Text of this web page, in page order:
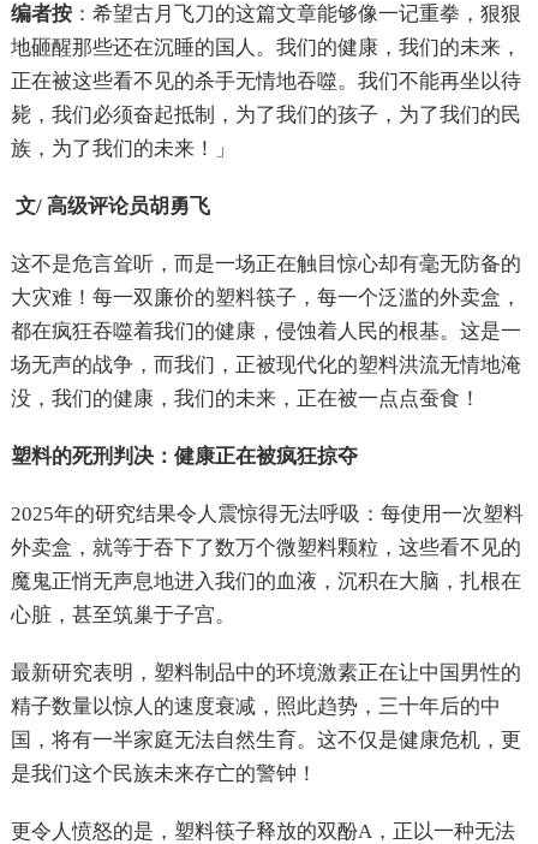
编者按：希望古月飞刀的这篇文章能够像一记重拳，狠狠
地砸醒那些还在沉睡的国人。我们的健康，我们的未来，
正在被这些看不见的杀手无情地吞噬。我们不能再坐以待
毙，我们必须奋起抵制，为了我们的孩子，为了我们的民
族，为了我们的未来！」
文/ 高级评论员胡勇飞
这不是危言耸听，而是一场正在触目惊心却有毫无防备的
大灾难！每一双廉价的塑料筷子，每一个泛滥的外卖盒，
都在疯狂吞噬着我们的健康，侵蚀着人民的根基。这是一
场无声的战争，而我们，正被现代化的塑料洪流无情地淹
没，我们的健康，我们的未来，正在被一点点蚕食！
塑料的死刑判决：健康正在被疯狂掠夺
2025年的研究结果令人震惊得无法呼吸：每使用一次塑料
外卖盒，就等于吞下了数万个微塑料颗粒，这些看不见的
魔鬼正悄无声息地进入我们的血液，沉积在大脑，扎根在
心脏，甚至筑巢于子宫。
最新研究表明，塑料制品中的环境激素正在让中国男性的
精子数量以惊人的速度衰减，照此趋势，三十年后的中
国，将有一半家庭无法自然生育。这不仅是健康危机，更
是我们这个民族未来存亡的警钟！
更令人愤怒的是，塑料筷子释放的双酚A，正以一种无法